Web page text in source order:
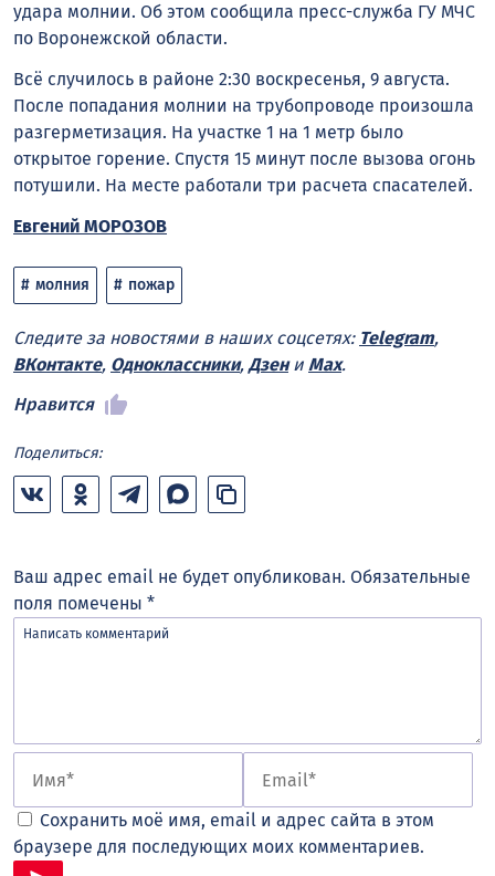
удара молнии. Об этом сообщила пресс-служба ГУ МЧС
по Воронежской области.
Всё случилось в районе 2:30 воскресенья, 9 августа.
После попадания молнии на трубопроводе произошла
разгерметизация. На участке 1 на 1 метр было
открытое горение. Спустя 15 минут после вызова огонь
потушили. На месте работали три расчета спасателей.
Евгений МОРОЗОВ
молния пожар
Следите за новостями в наших соцсетях: Telegram,
ВКонтакте, Одноклассники, Дзени Max.
Нравится
Поделиться:
Ваш адрес email не будет опубликован. Обязательные
поля помечены *
Сохранить моё имя, email и адрес сайта в этом
браузере для последующих моих комментариев.